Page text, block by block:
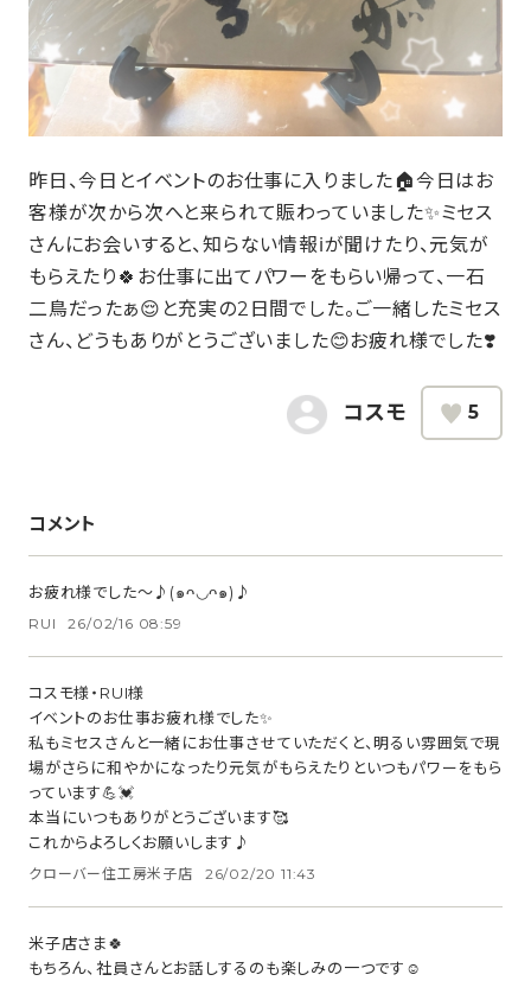
昨日、今日とイベントのお仕事に入りました🏠今日はお
客様が次から次へと来られて賑わっていました✨ミセス
さんにお会いすると、知らない情報ℹ️が聞けたり、元気が
もらえたり🍀お仕事に出てパワーをもらい帰って、一石
二鳥だったぁ😌と充実の2日間でした。ご一緒したミセス
さん、どうもありがとうございました😊お疲れ様でした❣️
コスモ 5
コメント
お疲れ様でした〜♪(๑ᴖ◡ᴖ๑)♪
RUI 26/02/16 08:59
コスモ様・RUI様
イベントのお仕事お疲れ様でした✨
私もミセスさんと一緒にお仕事させていただくと、明るい雰囲気で現
場がさらに和やかになったり元気がもらえたりといつもパワーをもら
っています💪💓
本当にいつもありがとうございます🥰
これからよろしくお願いします♪
クローバー住工房米子店 26/02/20 11:43
米子店さま🍀
もちろん、社員さんとお話しするのも楽しみの一つです☺️